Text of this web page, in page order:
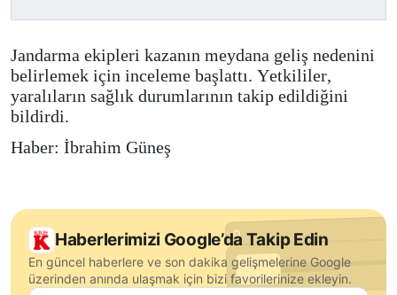
Jandarma ekipleri kazanın meydana geliş nedenini
belirlemek için inceleme başlattı. Yetkililer,
yaralıların sağlık durumlarının takip edildiğini
bildirdi.
Haber: İbrahim Güneş
Haberlerimizi Google’da Takip Edin
En güncel haberlere ve son dakika gelişmelerine Google
üzerinden anında ulaşmak için bizi favorilerinize ekleyin.